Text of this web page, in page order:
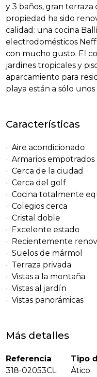
y 3 baños, gran terraza
propiedad ha sido
calidad: una cocina
electrodomésticos
con mucho gusto. El
jardines tropicales y
aparcamiento para
playa están a sólo
Características
Aire acondicionado
Armarios empotrados
Cerca de la ciudad
Cerca del golf
Cocina totalmente
Colegios cerca
Cristal doble
Excelente estado
Recientemente
Suelos de mármol
Terraza privada
Vistas a la montaña
Vistas al jardín
Vistas panorámicas
Más detalles
Referencia
318-02053CL
Tipo
Ático